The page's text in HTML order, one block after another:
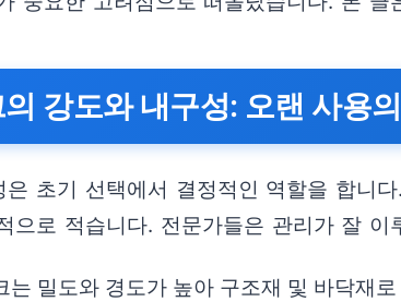
강도와 내구성: 오랜 사용
은 초기 선택에서 결정적인 역할을 합니
으로 적습니다. 전문가들은 관리가 잘
는 밀도와 경도가 높아 구조재 및 바닥재